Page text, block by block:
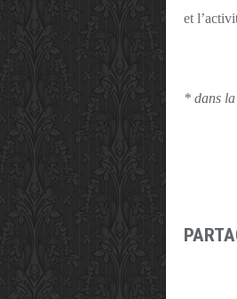
et
* dans la